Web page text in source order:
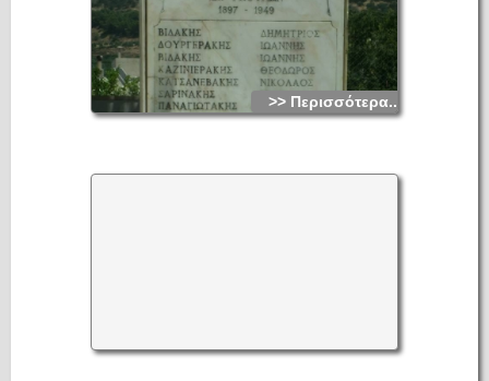
και μεγάλους στο παλιό δημοτικό σχολειό.
Επισhς έγινε από το σύλλογο η διαμόρφωση του πάρκου και
η πρόσφατη δενδροφύτευση . Έχουν τοποθετηθεί σε
διάφορα σημεία του χωριού πέτρινες βρύσες , έχει
δημιουργηθεί ένα μικρό παρκακι στην νότια είσοδο του
χωρίου και η στάση λεωφορείων .
>> Περισσότερα...